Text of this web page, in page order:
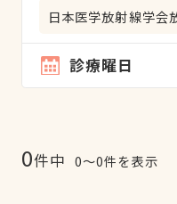
日本医学放射線学会
診療曜日
0件中 0〜0件を表示